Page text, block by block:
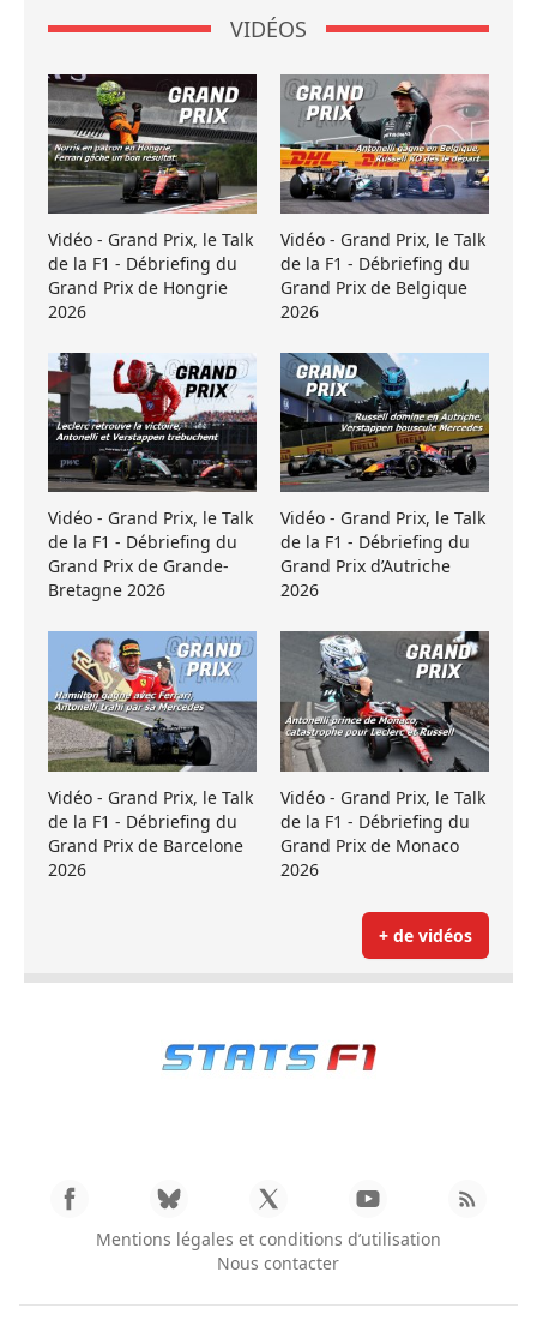
VIDÉOS
Vidéo - Grand Prix, le Talk
de la F1 - Débriefing du
Grand Prix de Hongrie
2026
Vidéo - Grand Prix, le Talk
de la F1 - Débriefing du
Grand Prix de Belgique
2026
Vidéo - Grand Prix, le Talk
de la F1 - Débriefing du
Grand Prix de Grande-
Bretagne 2026
Vidéo - Grand Prix, le Talk
de la F1 - Débriefing du
Grand Prix d’Autriche
2026
Vidéo - Grand Prix, le Talk
de la F1 - Débriefing du
Grand Prix de Barcelone
2026
Vidéo - Grand Prix, le Talk
de la F1 - Débriefing du
Grand Prix de Monaco
2026
+ de vidéos
Mentions légales et conditions d’utilisation
Nous contacter